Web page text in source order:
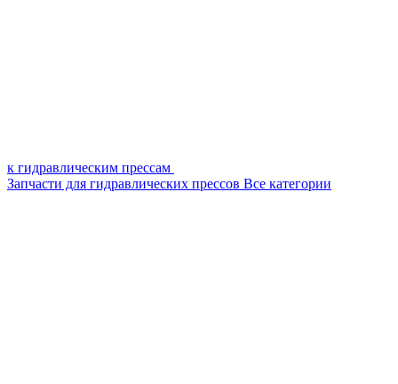
к гидравлическим прессам
Запчасти для гидравлических прессов Все категории